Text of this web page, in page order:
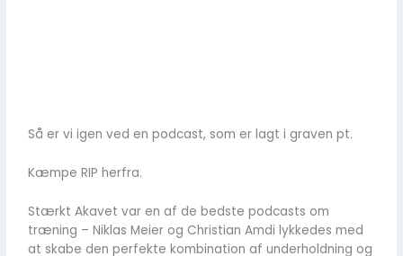
Så er vi igen ved en podcast, som er lagt i graven pt.
Kæmpe RIP herfra.
Stærkt Akavet var en af de bedste podcasts om
træning – Niklas Meier og Christian Amdi lykkedes med
at skabe den perfekte kombination af underholdning og